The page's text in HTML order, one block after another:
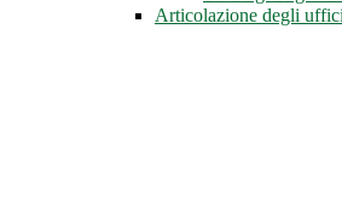
Articolazione degli uffici